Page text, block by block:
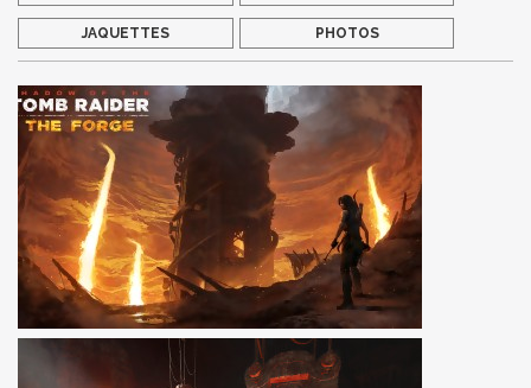
JAQUETTES PHOTOS